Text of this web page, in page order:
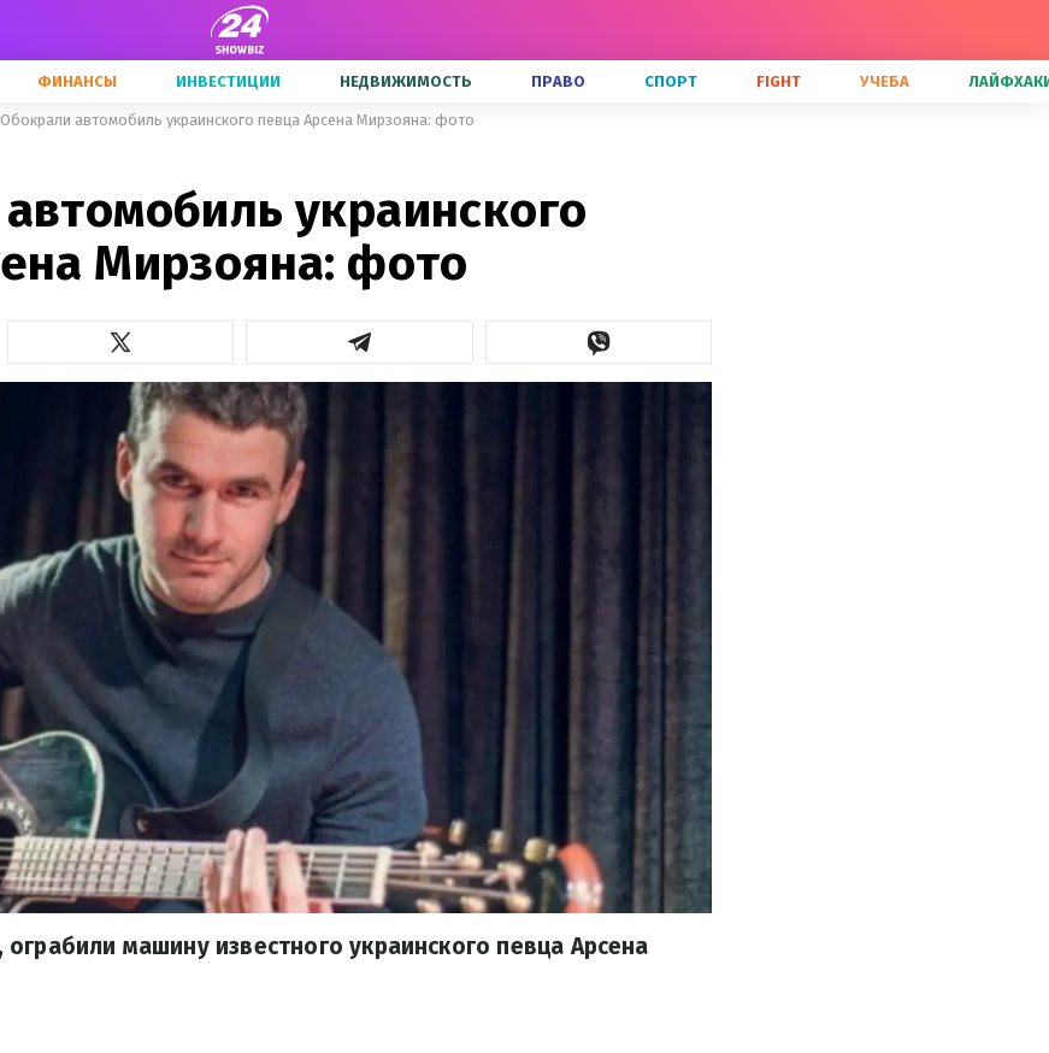
ФИНАНСЫ ИНВЕСТИЦИИ НЕДВИЖИМОСТЬ ПРАВО СПОРТ FIGHT УЧЕБА
Обокрали автомобиль украинского певца Арсена Мирзояна: фото
украинского
Мирзояна: фото
машину известного украинского певца Арсена